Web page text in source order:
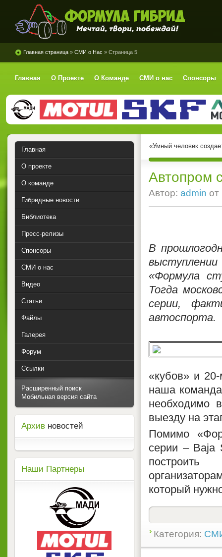
Формула Гибрид
Главная страница » СМИ о Нас » Страница 5
Главная О Проекте О Команде СМИ о нас Спонсоры
«Умный человек
Автопром
Автор: admin от
В
«Формула
Тогда
серии,
автоспорта.
«кубов» и
наша
необходимо
выезду на
Помимо
серии – Baja
который
Категория:
Главная
О проекте
О команде
Гибридные новости
Библиотека
Пресс-релизы
Спонсоры
СМИ о нас
Видео
Статьи
Файлы
Галерея
Форум
Ссылки
Расширенный поиск
Мобильная версия сайта
Архив новостей
Наши Партнеры